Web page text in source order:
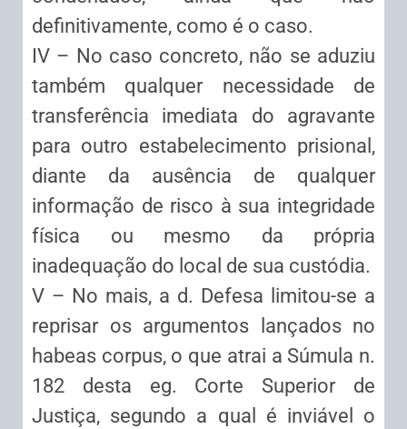
definitivamente, como é o caso.
IV – No caso concreto, não se aduziu
também qualquer necessidade de
transferência imediata do agravante
para outro estabelecimento prisional,
diante da ausência de qualquer
informação de risco à sua integridade
física ou mesmo da própria
inadequação do local de sua custódia.
V – No mais, a d. Defesa limitou-se a
reprisar os argumentos lançados no
habeas corpus, o que atrai a Súmula n.
182 desta eg. Corte Superior de
Justiça, segundo a qual é inviável o